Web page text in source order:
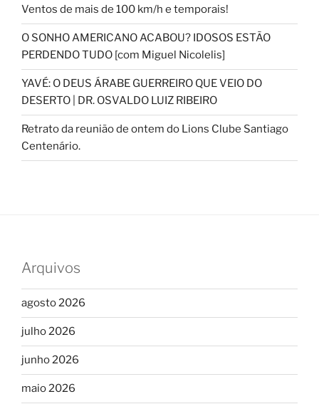
Ventos de mais de 100 km/h e temporais!
O SONHO AMERICANO ACABOU? IDOSOS ESTÃO
PERDENDO TUDO [com Miguel Nicolelis]
YAVÉ: O DEUS ÁRABE GUERREIRO QUE VEIO DO
DESERTO | DR. OSVALDO LUIZ RIBEIRO
Retrato da reunião de ontem do Lions Clube Santiago
Centenário.
Arquivos
agosto 2026
julho 2026
junho 2026
maio 2026